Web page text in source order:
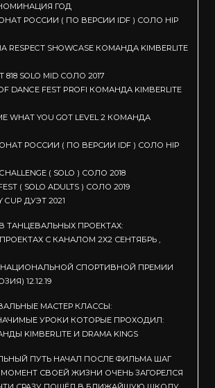
ГОД
РОССИИ ( ПО ВЕРСИИ IDF ) СОЛО HIP
RESPECT SHOWCASE КОМАНДА KIMBERLITE
818 SOLO MID СОЛО 2017
DANCE FEST PROFI КОМАНДА KIMBERLITE
WHAT YOU GOT LEVEL 2 КОМАНДА
РОССИИ ( ПО ВЕРСИИ IDF ) СОЛО HIP
( SOLO ) СОЛО 2018
( SOLO ADULTS ) СОЛО 2019
CUP ДУЭТ 2021
ТАНЦЕВАЛЬНЫХ ПРОЕКТАХ:
С КАНАЛОМ 2Х2 СЕНТЯБРЬ ,
СПОРТИВНОЙ ПРЕМИИ
12.12.19
МАСТЕР КЛАССЫ:
УРОКИ КОТОРЫЕ ПРОХОДИЛ:
KIMBERLITE И DRAMA KINGS
ПУТЬ НАЧАЛ ПОСЛЕ ФИЛЬМА ШАГ
МОМЕНТ СВОЕЙ ЖИЗНИ ОЧЕНЬ ЗАГОРЕЛСЯ